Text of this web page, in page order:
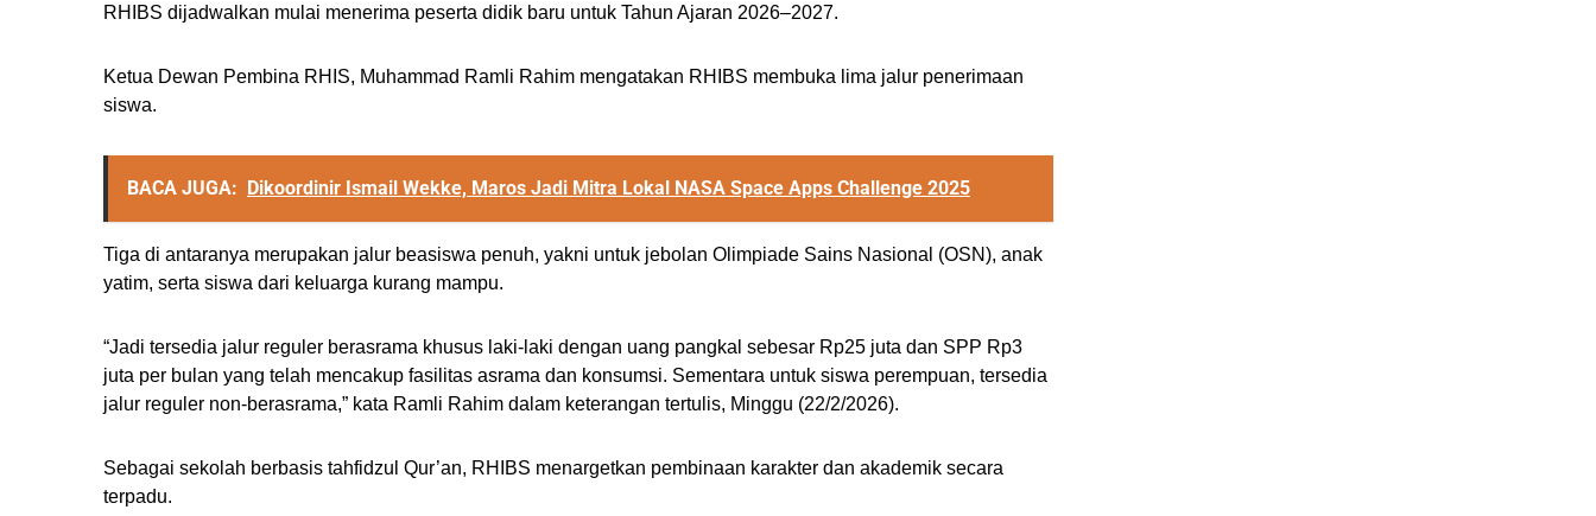
RHIBS dijadwalkan mulai menerima peserta didik baru untuk Tahun Ajaran 2026–2027.
Ketua Dewan Pembina RHIS, Muhammad Ramli Rahim mengatakan RHIBS membuka lima jalur penerimaan
siswa.
BACA JUGA: Dikoordinir Ismail Wekke, Maros Jadi Mitra Lokal NASA Space Apps Challenge 2025
Tiga di antaranya merupakan jalur beasiswa penuh, yakni untuk jebolan Olimpiade Sains Nasional (OSN), anak
yatim, serta siswa dari keluarga kurang mampu.
“Jadi tersedia jalur reguler berasrama khusus laki-laki dengan uang pangkal sebesar Rp25 juta dan SPP Rp3
juta per bulan yang telah mencakup fasilitas asrama dan konsumsi. Sementara untuk siswa perempuan, tersedia
jalur reguler non-berasrama,” kata Ramli Rahim dalam keterangan tertulis, Minggu (22/2/2026).
Sebagai sekolah berbasis tahfidzul Qur’an, RHIBS menargetkan pembinaan karakter dan akademik secara
terpadu.